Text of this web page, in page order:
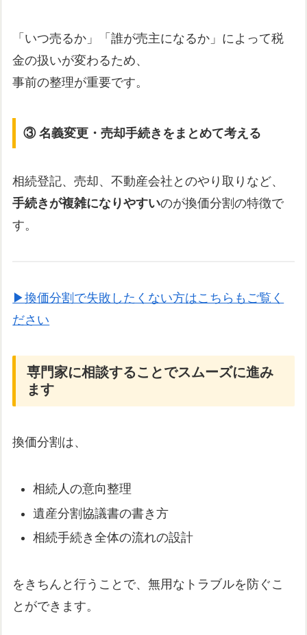
「いつ売るか」「誰が売主になるか」によって税
金の扱いが変わるため、
事前の整理が重要です。
③ 名義変更・売却手続きをまとめて考える
相続登記、売却、不動産会社とのやり取りなど、
手続きが複雑になりやすいのが換価分割の特徴で
す。
▶換価分割で失敗したくない方はこちらもご覧く
ださい
専門家に相談することでスムーズに進み
ます
換価分割は、
相続人の意向整理
遺産分割協議書の書き方
相続手続き全体の流れの設計
をきちんと行うことで、無用なトラブルを防ぐこ
とができます。